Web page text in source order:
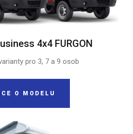
4x4 FURGON
pro 3, 7 a 9 osob
O MODELU